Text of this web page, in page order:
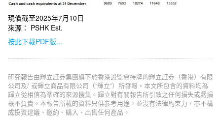
現價截至2025年7月10日
來源： PSHK Est.
按此下載PDF版...
研究報告由輝立証券集團旗下於香港證監會持牌的輝立証券（香港）有限
公司及/ 或輝立商品有限公司（“輝立”）所發報。本文所包含的資料均為
輝立從相信為準確的來源搜集。輝立對有關報告所引致之任何損失或虧損
概不負責。本報告所載的資料只供参考用途，並沒有法律約束力，亦不構
成投資建議、邀約、購入、出售任何產品。